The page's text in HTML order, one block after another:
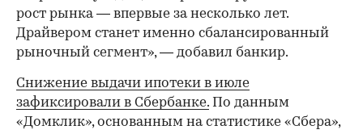
рост рынка — впервые за несколько лет.
Драйвером станет именно сбалансированный
рыночный сегмент», — добавил банкир.
Снижение выдачи ипотеки в июле
зафиксировали в Сбербанке. По данным
«Домклик», основанным на статистике «Сбера»,